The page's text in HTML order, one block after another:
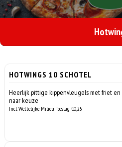
HOTWINGS 10 SCHOTEL
Heerlijk pittige kippenvleugels met friet
naar keuze
Incl. Wettelijke Milieu Toeslag €0,25